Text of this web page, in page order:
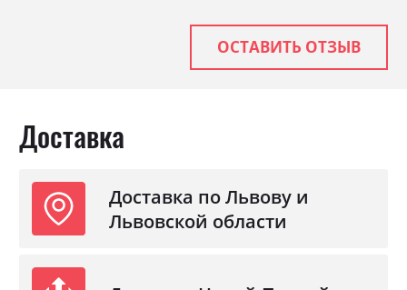
ОСТАВИТЬ ОТЗЫВ
Доставка
Доставка по Львову и
Львовской области